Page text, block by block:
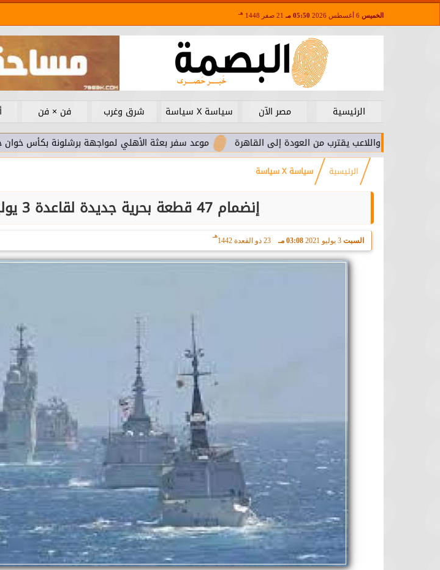
الخميس 05:50 مـ 21 صفر 1448 هـ
الرئيسية مصر الآن سياسة X سياسة شرق وغرب فن × فن
موعد سفر بعثة الأهلي لمواجهة برشلونة بكأس خوان جامبر واللاعب يقترب من العودة إلى القاهرة
الرئيسية سياسة X سياسة
إنضمام 47 قطعة بحرية جديدة لقاعدة 3 يوليو
السبت 3 يوليو 2021 03:08 مـ 23 ذو القعدة 1442
هـ